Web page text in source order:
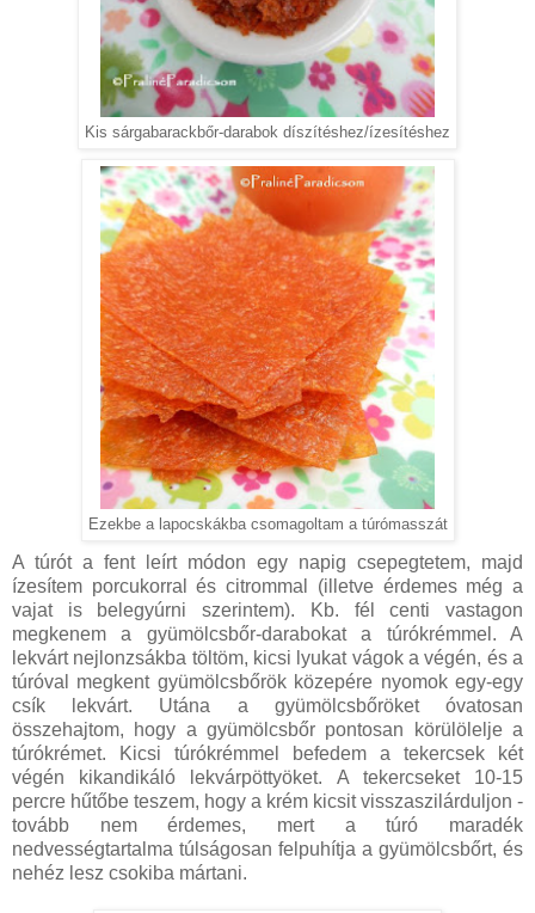
Kis sárgabarackbőr-darabok díszítéshez/ízesítéshez
Ezekbe a lapocskákba csomagoltam a túrómasszát
A túrót a fent leírt módon egy napig csepegtetem, majd
ízesítem porcukorral és citrommal (illetve érdemes még a
vajat is belegyúrni szerintem). Kb. fél centi vastagon
megkenem a gyümölcsbőr-darabokat a túrókrémmel. A
lekvárt nejlonzsákba töltöm, kicsi lyukat vágok a végén, és a
túróval megkent gyümölcsbőrök közepére nyomok egy-egy
csík lekvárt. Utána a gyümölcsbőröket óvatosan
összehajtom, hogy a gyümölcsbőr pontosan körülölelje a
túrókrémet. Kicsi túrókrémmel befedem a tekercsek két
végén kikandikáló lekvárpöttyöket. A tekercseket 10-15
percre hűtőbe teszem, hogy a krém kicsit visszaszilárduljon -
tovább nem érdemes, mert a túró maradék
nedvességtartalma túlságosan felpuhítja a gyümölcsbőrt, és
nehéz lesz csokiba mártani.